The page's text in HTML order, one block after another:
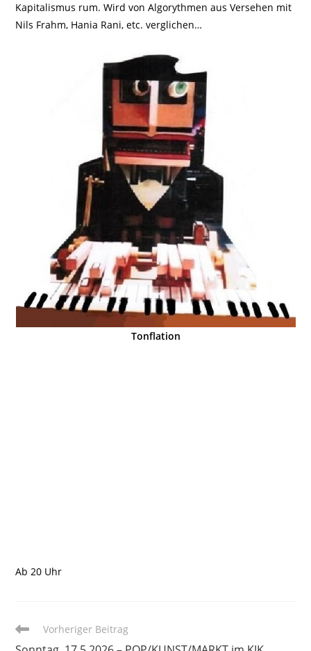
Kapitalismus rum. Wird von Algorythmen aus Versehen mit
Nils Frahm, Hania Rani, etc. verglichen…
Tonflation
Ab 20 Uhr
WeitereVorheriger Beitrag